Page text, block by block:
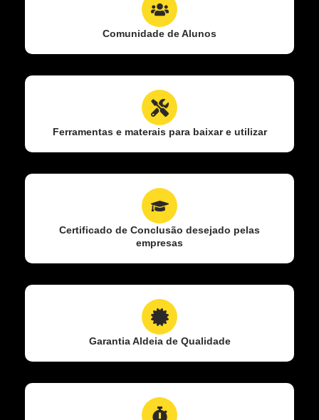
Comunidade de Alunos
Ferramentas e materais para baixar e utilizar
Certificado de Conclusão desejado pelas
empresas
Garantia Aldeia de Qualidade